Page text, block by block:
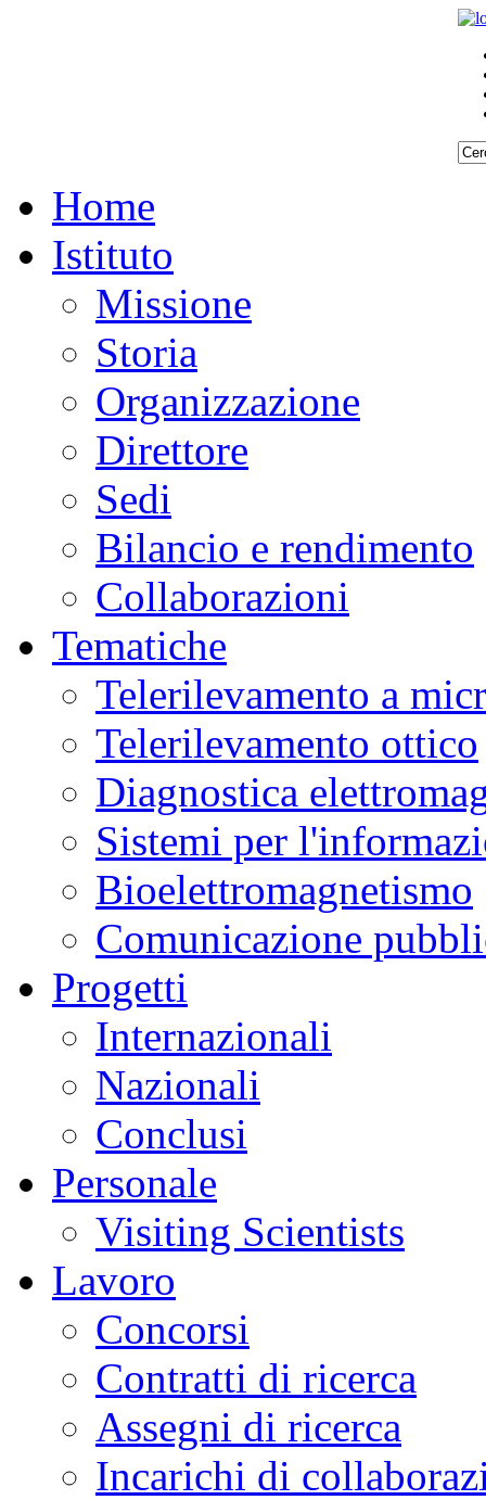
Home
Istituto
Missione
Storia
Organizzazione
Direttore
Sedi
Bilancio e rendimento
Collaborazioni
Tematiche
Telerilevamento a
Telerilevamento ottico
Diagnostica
Sistemi per
Bioelettromagnetismo
Comunicazione
Progetti
Internazionali
Nazionali
Conclusi
Personale
Visiting Scientists
Lavoro
Concorsi
Contratti di ricerca
Assegni di ricerca
Incarichi di